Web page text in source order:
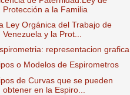
Protección a la Familia
Ley Orgánica del Trabajo de
Venezuela y la Prot...
representacion grafica
o Modelos de Espirometros
de Curvas que se pueden
obtener en la Espiro...